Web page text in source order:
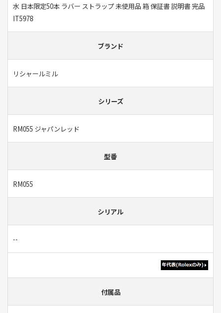
水 日本限定50本 ラバー ストラップ 未使用品 箱 保証書 説明書 完品
IT5978
ブランド
リシャールミル
シリーズ
RM055 ジャパンレッド
型番
RM055
シリアル
--
付属品